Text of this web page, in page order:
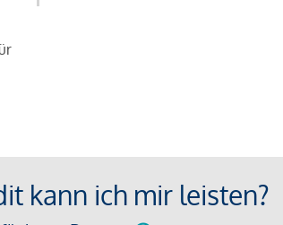
kann ich mir leisten?